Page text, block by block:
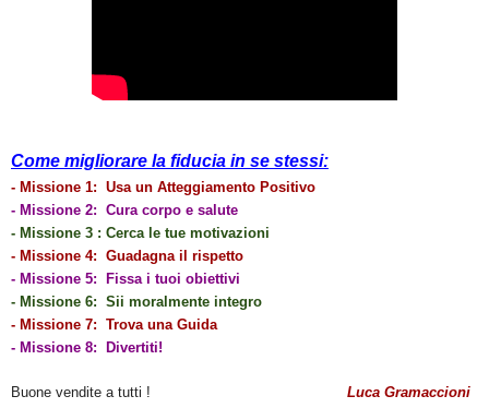
Come migliorare la fiducia in se stessi:
- Missione 1: Usa un Atteggiamento Positivo
- Missione 2: Cura corpo e salute
- Missione 3 : Cerca le tue motivazioni
- Missione 4: Guadagna il rispetto
- Missione 5: Fissa i tuoi obiettivi
- Missione 6: Sii moralmente integro
- Missione 7: Trova una Guida
- Missione 8: Divertiti!
Buone vendite a tutti ! Luca Gramaccioni